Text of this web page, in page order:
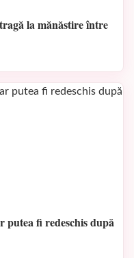
la mănăstire între
fi redeschis după